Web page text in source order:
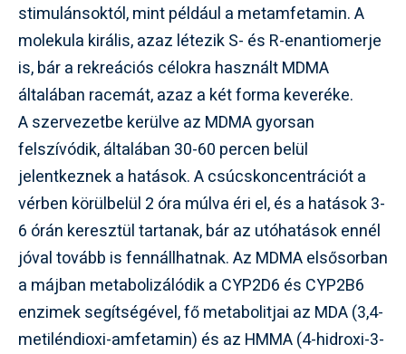
stimulánsoktól, mint például a metamfetamin. A
molekula királis, azaz létezik S- és R-enantiomerje
is, bár a rekreációs célokra használt MDMA
általában racemát, azaz a két forma keveréke.
A szervezetbe kerülve az MDMA gyorsan
felszívódik, általában 30-60 percen belül
jelentkeznek a hatások. A csúcskoncentrációt a
vérben körülbelül 2 óra múlva éri el, és a hatások 3-
6 órán keresztül tartanak, bár az utóhatások ennél
jóval tovább is fennállhatnak. Az MDMA elsősorban
a májban metabolizálódik a CYP2D6 és CYP2B6
enzimek segítségével, fő metabolitjai az MDA (3,4-
metiléndioxi-amfetamin) és az HMMA (4-hidroxi-3-